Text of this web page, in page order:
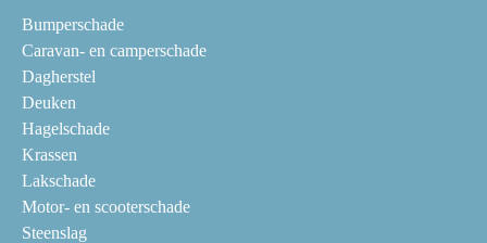
Bumperschade
Caravan- en camperschade
Dagherstel
Deuken
Hagelschade
Krassen
Lakschade
Motor- en scooterschade
Steenslag